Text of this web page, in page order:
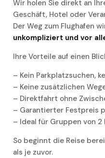
Wir holen Sie direkt an
Geschäft, Hotel oder
Der Weg zum Flughafen
unkompliziert und vor
Ihre Vorteile auf einen
– Kein Parkplatzsuchen,
– Keine zusätzlichen
– Direktfahrt ohne
– Garantierter Festpreis
– Ideal für Gruppen von 2
So beginnt die Reise
als je zuvor.